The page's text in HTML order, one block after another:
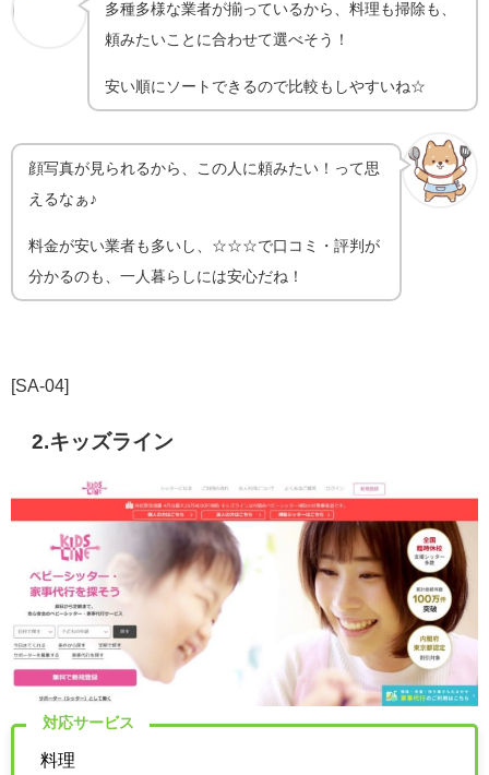
多種多様な業者が揃っているから、料理も掃除も、
頼みたいことに合わせて選べそう！
安い順にソートできるので比較もしやすいね☆
顔写真が見られるから、この人に頼みたい！って思
えるなぁ♪
料金が安い業者も多いし、☆☆☆で口コミ・評判が
分かるのも、一人暮らしには安心だね！
[SA-04]
2.キッズライン
対応サービス
料理